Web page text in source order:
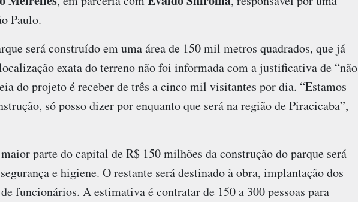
Paulo.
será construído em uma área de 150 mil metros quadrados, que já
exata do terreno não foi informada com a justificativa de “não
do projeto é receber de três a cinco mil visitantes por dia. “Estamos
só posso dizer por enquanto que será na região de Piracicaba”,
parte do capital de R$ 150 milhões da construção do parque será
e higiene. O restante será destinado à obra, implantação dos
funcionários. A estimativa é contratar de 150 a 300 pessoas para